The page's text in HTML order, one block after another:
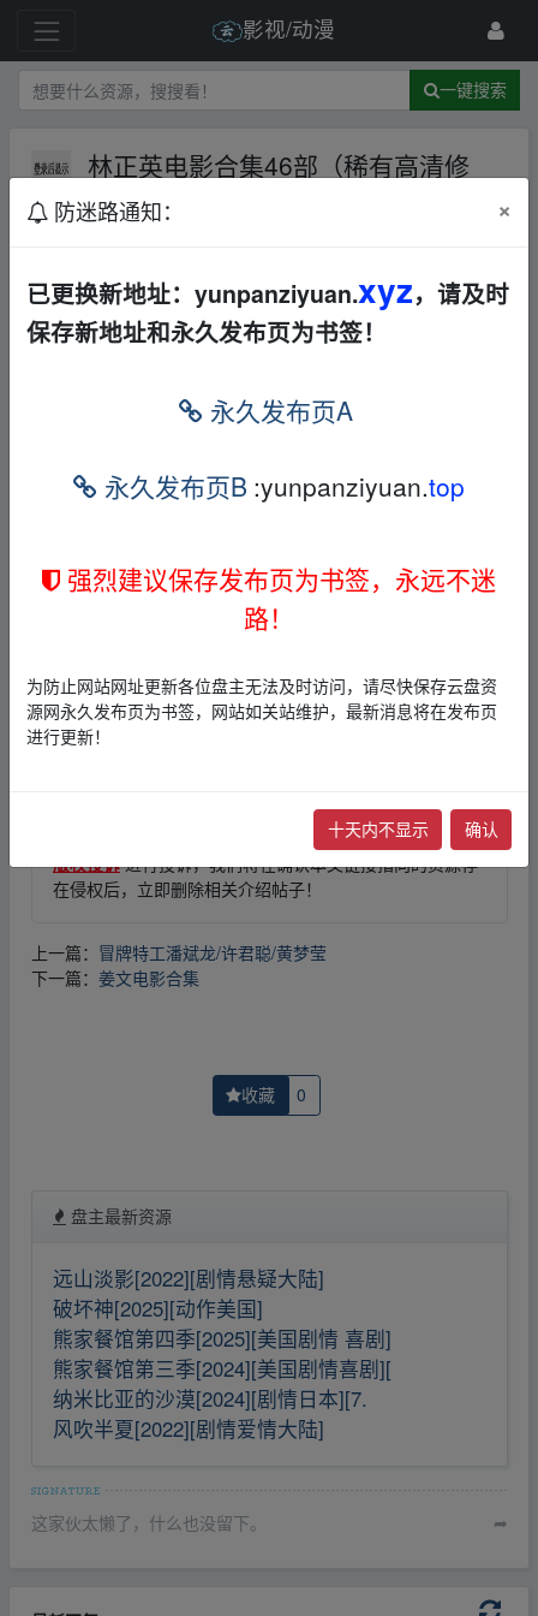
影视/动漫
一键搜索
林正英电影合集46部（稀有高清修
复）夸克
_fr_om w、ww.y▂un‥pan zi▁yu、an.xy z
林正英电影合集46部（稀有高清修复）
本帖含有隐藏内容，请您 回复 后查看
介绍展示帖子，本站不存储任何实质资源数据。
2，本文内容仅代表作者本人观点，不代表本网站立场，作
者文责自负。
4，如您认为本站任何介绍帖侵犯了您的合法版权，请点击
版权投诉进行投诉，我们将在确认本文链接指向的资源存
在侵权后，立即删除相关介绍帖子！
上一篇： 冒牌特工潘斌龙/许君聪/黄梦莹
下一篇： 姜文电影合集
收藏 0
盘主最新资源
远山淡影[2022][剧情悬疑大陆]
破坏神[2025][动作美国]
熊家餐馆第四季[2025][美国剧情 喜剧]
熊家餐馆第三季[2024][美国剧情喜剧][
纳米比亚的沙漠[2024][剧情日本][7.
风吹半夏[2022][剧情爱情大陆]
这家伙太懒了，什么也没留下。 ➦
防迷路通知： ×
已更换新地址：yunpanziyuan.xyz，请及时
保存新地址和永久发布页为书签！
永久发布页A
永久发布页B :yunpanziyuan.top
强烈建议保存发布页为书签，永远不迷
路！
为防止网站网址更新各位盘主无法及时访问，请尽快保存云盘资
源网永久发布页为书签，网站如关站维护，最新消息将在发布页
进行更新！
十天内不显示 确认